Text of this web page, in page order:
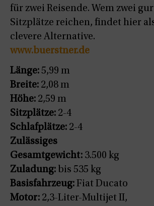
für zwei Reisende. Wem zwei
Sitzplätze reichen, findet hier
clevere Alternative.
www.buerstner.de
Länge: 5,99 m
Breite: 2,08 m
Höhe: 2,59 m
Sitzplätze: 2-4
Schlafplätze: 2-4
Zulässiges
Gesamtgewicht: 3.500 kg
Zuladung: bis 535 kg
Basisfahrzeug: Fiat Ducato
Motor: 2,3-Liter-Multijet II,